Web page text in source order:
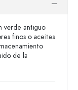
verde antiguo
finos o aceites
de la